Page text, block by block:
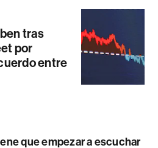
tras
por
entre
que empezar a escuchar